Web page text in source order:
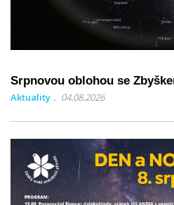
Srpnovou oblohou se
Aktuality 04.08.2026